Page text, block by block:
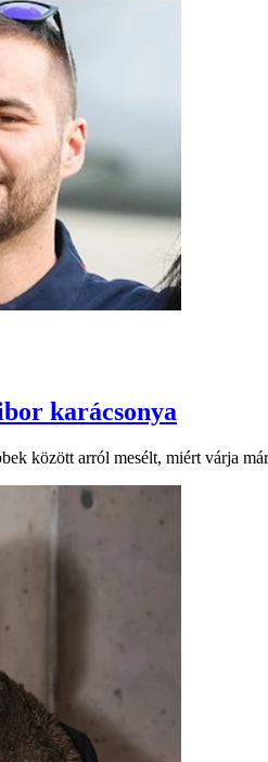
karácsonya
között arról mesélt, miért várja